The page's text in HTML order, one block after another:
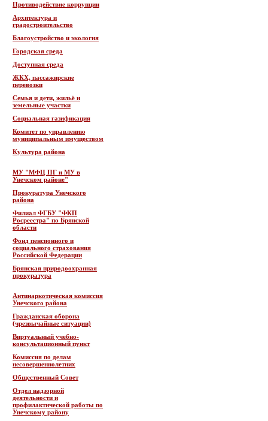
Противодействие коррупции
Архитектура и
градостроительство
Благоустройство и экология
Городская среда
Доступная среда
ЖКХ, пассажирские
перевозки
Семья и дети, жильё и
земельные участки
Социальная газификация
Комитет по управлению
муниципальным имуществом
Культура района
МУ "МФЦ ПГ и МУ в
Унечском районе"
Прокуратура Унечского
района
Филиал ФГБУ "ФКП
Росреестра" по Брянской
области
Фонд пенсионного и
социального страхования
Российской Федерации
Брянская природоохранная
прокуратура
Антинаркотическая комиссия
Унечского района
Гражданская оборона
(чрезвычайные ситуации)
Виртуальный учебно-
консультационный пункт
Комиссия по делам
несовершеннолетних
Общественный Совет
Отдел надзорной
деятельности и
профилактической работы по
Унечскому району